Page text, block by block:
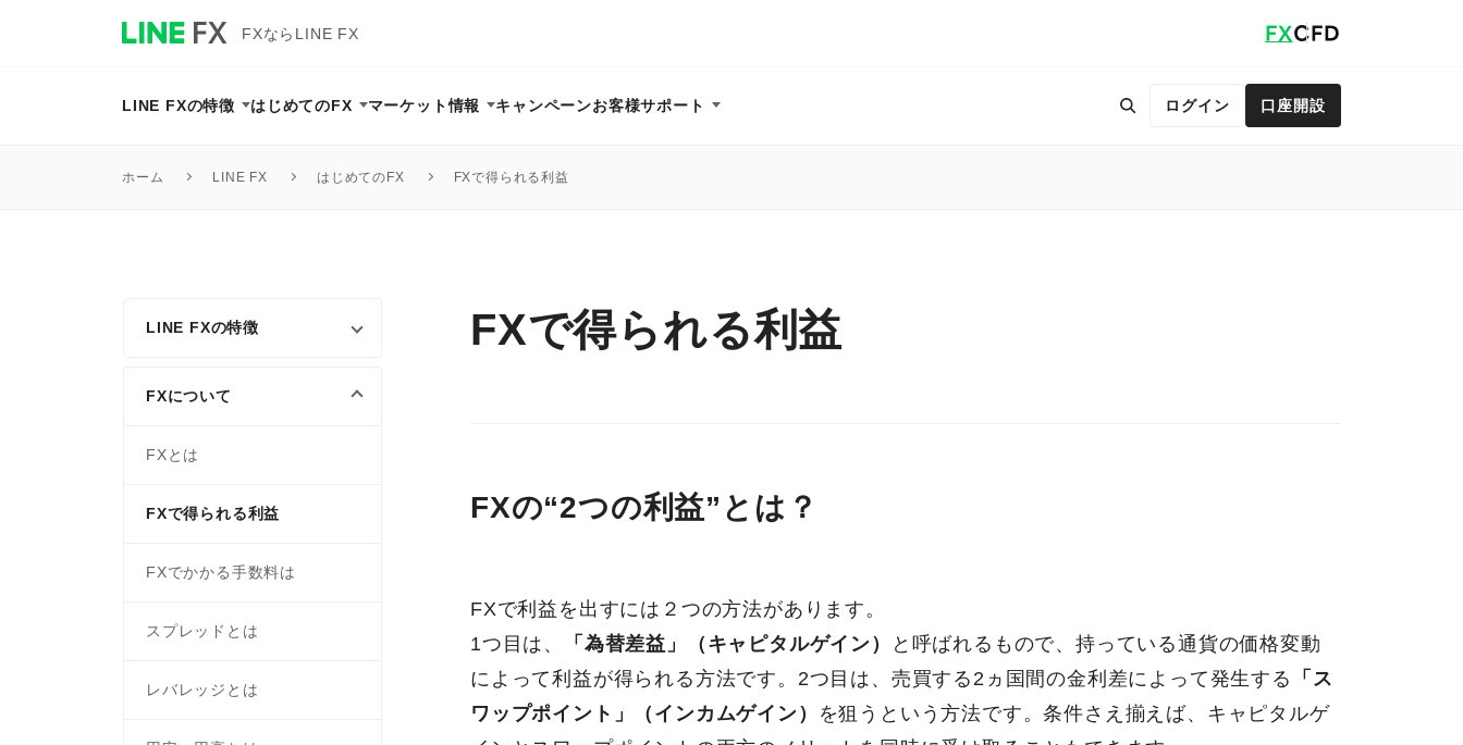
FXならLINE FX FXCFD
LINE FXの特徴 はじめてのFX マーケット情報 キャンペーンお客様サポート ログイン 口座開設
ホーム LINE FX はじめてのFX FXで得られる利益
FXで得られる利益
FXの“2つの利益”とは？
FXで利益を出すには２つの方法があります。
1つ目は、
「為替差益」（キャピタルゲイン）
と呼ばれるもので、持っている通貨の価格変動
によって利益が得られる方法です。2つ目は、売買する2ヵ国間の金利差によって発生する
「ス
ワップポイント」（インカムゲイン）
を狙うという方法です。条件さえ揃えば、キャピタルゲ
LINE FXの特徴
FXについて
FXとは
FXで得られる利益
FXでかかる手数料は
スプレッドとは
レバレッジとは